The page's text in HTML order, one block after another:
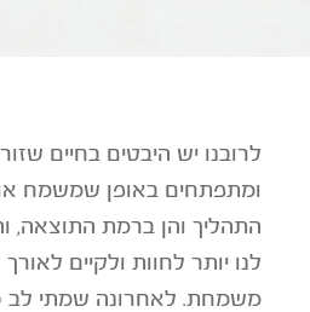
לרובנו יש היבטים בחיים
ומתפתחים באופן שמשמח
התהליך והן ברמת התוצאה,
לנו יותר לחוות ולקיים
משמחת. לאחרונה שמתי לב